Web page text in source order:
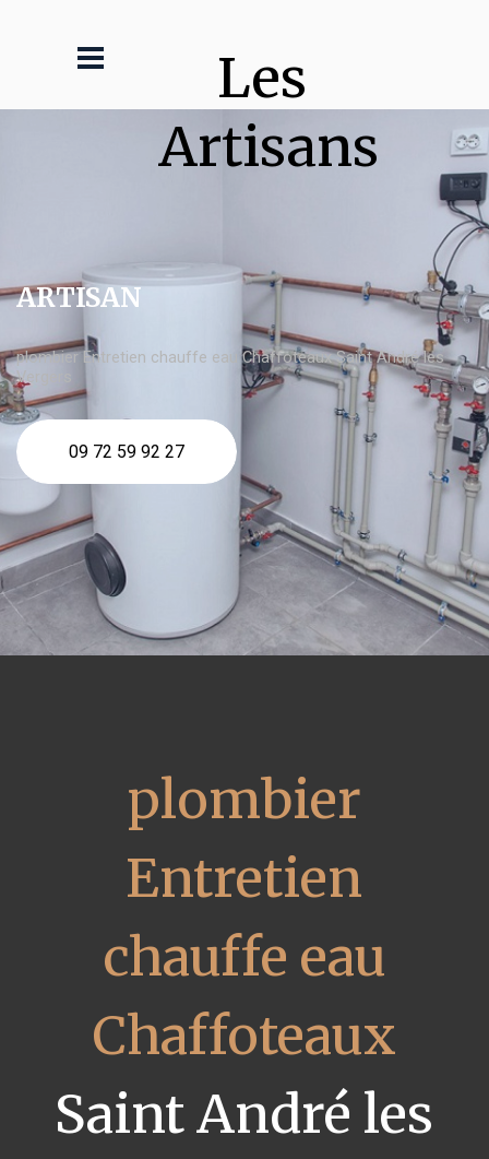
Les
Artisans
ARTISAN
plombier Entretien chauffe eau Chaffoteaux Saint André les
Vergers
09 72 59 92 27
plombier
Entretien
chauffe eau
Chaffoteaux
Saint André les